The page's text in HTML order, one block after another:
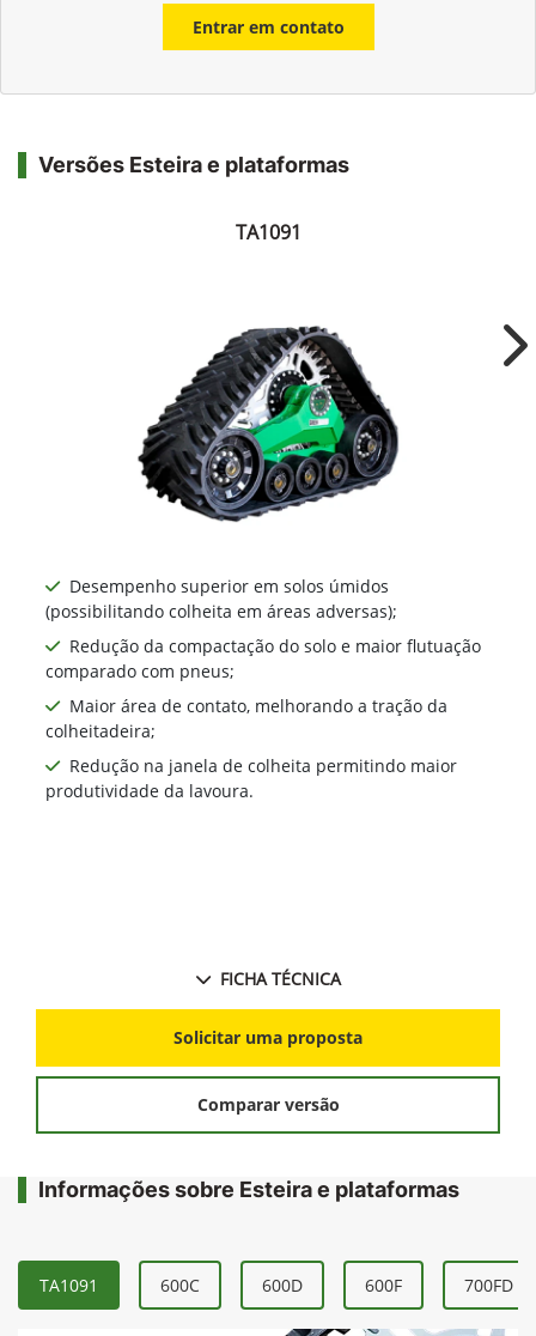
Entrar em contato
Versões Esteira e plataformas
TA1091
Desempenho superior em solos úmidos
(possibilitando colheita em áreas adversas);
Redução da compactação do solo e maior flutuação
comparado com pneus;
Maior área de contato, melhorando a tração da
colheitadeira;
Redução na janela de colheita permitindo maior
produtividade da lavoura.
FICHA TÉCNICA
Solicitar uma proposta
Comparar versão
Informações sobre Esteira e plataformas
TA1091 600C 600D 600F 700FD